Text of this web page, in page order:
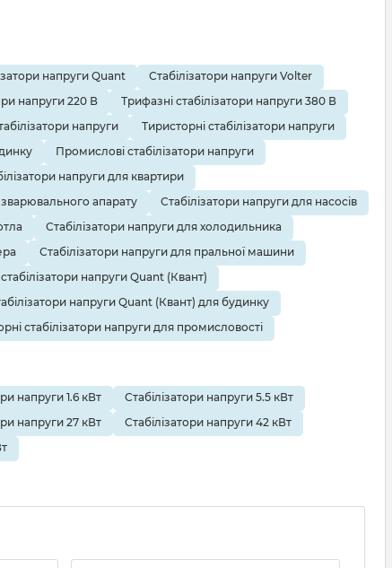
напруги Quant
Стабілізатори напруги Volter
напруги 220 В
Трифазні стабілізатори напруги 380 В
напруги
Тиристорні стабілізатори напруги
Промислові стабілізатори напруги
напруги для квартири
апарату
Стабілізатори напруги для насосів
Стабілізатори напруги для холодильника
Стабілізатори напруги для пральної машини
напруги Quant (Квант)
напруги Quant (Квант) для будинку
стабілізатори напруги для промисловості
напруги 1.6 кВт
Стабілізатори напруги 5.5 кВт
напруги 27 кВт
Стабілізатори напруги 42 кВт